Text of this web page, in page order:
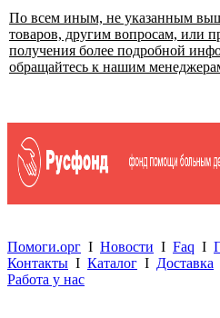
По всем иным, не указанным
товаров, другим вопросам, или
получения более подробной
обращайтесь к нашим
Помоги.орг I Новости I Faq I
Контакты I Каталог I Доставка
Работа у нас